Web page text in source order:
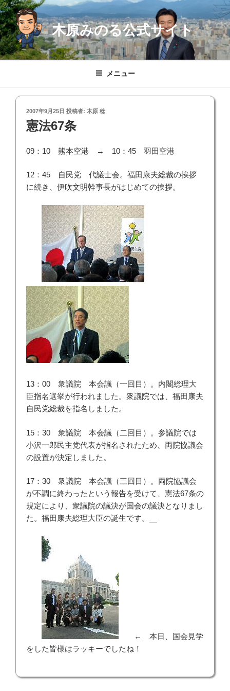
コ
ン
テ
ン
ツ
木原みのる公式サイト
メニュー
投
稿
日:
2007年9月25日 投稿者: 木原 稔
憲法67条
09：10 熊本空港 → 10：45 羽田空港
12：45 自民党 代議士会。福田康夫総裁の挨拶
に続き、 伊吹文明幹事長がはじめての挨拶。
13：00 衆議院 本会議（一回目）。内閣総理大
臣指名選挙が行われました。衆議院では、福田康夫
自民党総裁を指名しました。
15：30 衆議院 本会議（二回目）。参議院では
小沢一郎民主党代表が指名されたため、両院協議会
の設置が決定しました。
17：30 衆議院 本会議（三回目）。両院協議会
が不調に終わったという報告を受けて、憲法67条の
規定により、衆議院の議決が国会の議決となりまし
た。福田康夫総理大臣の誕生です。
← 本日、国会見学
をした皆様はラッキーでしたね！